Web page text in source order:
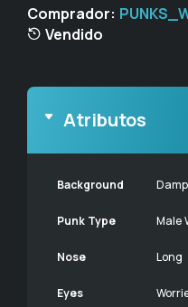
Comprador:
Vendido
Atributos
Background
Punk Type Male
Nose Long
Eyes